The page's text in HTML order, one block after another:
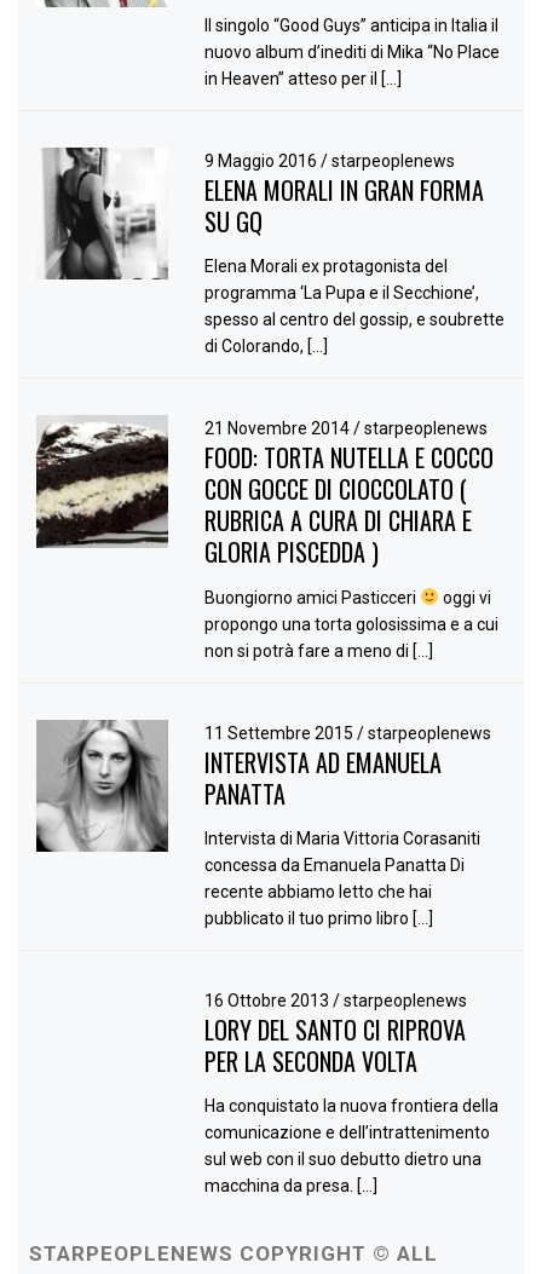
Il singolo “Good Guys” anticipa in Italia il
nuovo album d’inediti di Mika “No Place
in Heaven” atteso per il […]
9 Maggio 2016/ starpeoplenews
ELENA MORALI IN GRAN FORMA
SU GQ
Elena Morali ex protagonista del
programma ‘La Pupa e il Secchione’,
spesso al centro del gossip, e soubrette
di Colorando, […]
21 Novembre 2014/ starpeoplenews
FOOD: TORTA NUTELLA E COCCO
CON GOCCE DI CIOCCOLATO (
RUBRICA A CURA DI CHIARA E
GLORIA PISCEDDA )
Buongiorno amici Pasticceri
oggi vi
propongo una torta golosissima e a cui
non si potrà fare a meno di […]
11 Settembre 2015/ starpeoplenews
INTERVISTA AD EMANUELA
PANATTA
Intervista di Maria Vittoria Corasaniti
concessa da Emanuela Panatta Di
recente abbiamo letto che hai
pubblicato il tuo primo libro […]
16 Ottobre 2013/ starpeoplenews
LORY DEL SANTO CI RIPROVA
PER LA SECONDA VOLTA
Ha conquistato la nuova frontiera della
comunicazione e dell’intrattenimento
sul web con il suo debutto dietro una
macchina da presa. […]
STARPEOPLENEWS COPYRIGHT © ALL